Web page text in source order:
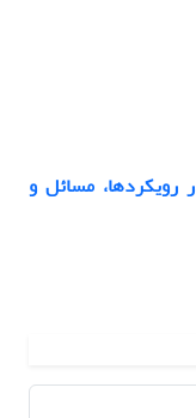
رویکردها، مسائل و